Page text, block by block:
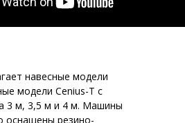
навесные модели
модели Cenius-T с
3 м, 3,5 м и 4 м. Машины
оснащены резино-